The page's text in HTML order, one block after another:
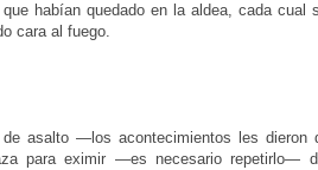
habían quedado en la aldea,cada cual
cara al fuego.
asalto —los acontecimientos les dieron
para eximir —es necesariorepetirlo—